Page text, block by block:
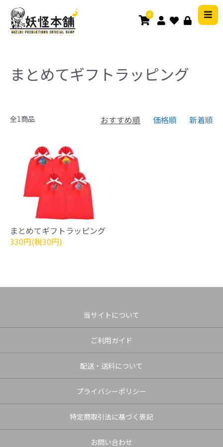
0
まとめてギフトラッピング
全1商品 おすすめ順 価格順 新着順
まとめてギフトラッピング
330円(税30円)
当サイトについて
ご利用ガイド
配送・送料について
プライバシーポリシー
特定商取引法に基づく表記
お問い合わせ